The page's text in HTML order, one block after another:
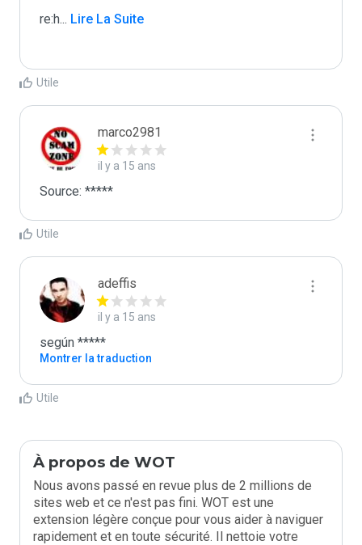
re:h... Lire La Suite
Utile
marco2981
il y a 15 ans
Source: *****
Utile
adeffis
il y a 15 ans
según *****
Montrer la traduction
Utile
À propos de WOT
Nous avons passé en revue plus de 2 millions de
sites web et ce n'est pas fini. WOT est une
extension légère conçue pour vous aider à naviguer
rapidement et en toute sécurité. Il nettoie votre